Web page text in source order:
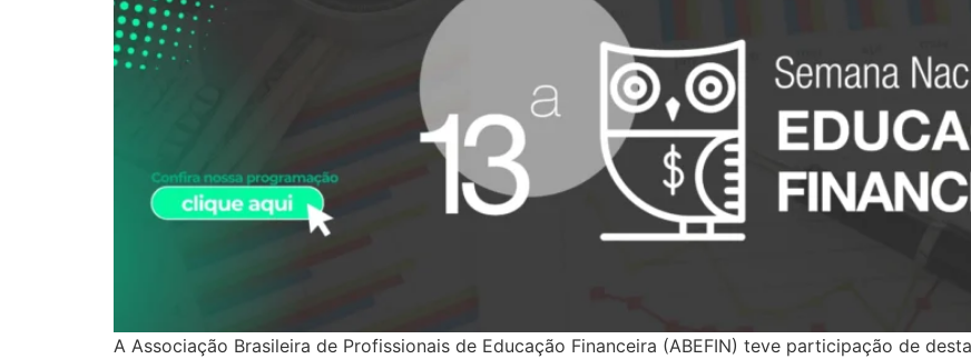
A Associação Brasileira de Profissionais de Educação Financeira (ABEFIN) teve participação de